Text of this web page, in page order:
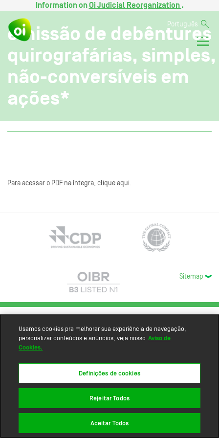
Information onOi Judicial Reorganization .
Português
emissão de debêntures
quirografárias, simples,
não-conversíveis em
ações*
Para acessar o PDF na íntegra, clique aqui.
Sitemap
Usamos cookies pra melhorar sua experiência de navegação,
personalizar conteúdos e anúncios, veja nosso Aviso de
Cookies.
Definições de cookies
Rejeitar Todos
Aceitar Todos